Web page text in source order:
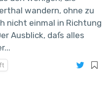
wandern, ohne zu
nicht einmal in Richtung
Ausblick, daſs alles